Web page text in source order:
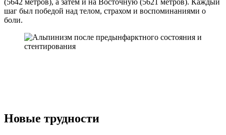
(5642 метров), а затем и на Восточную (5621 метров). Каждый
шаг был победой над телом, страхом и воспоминаниями о
боли.
Новые трудности